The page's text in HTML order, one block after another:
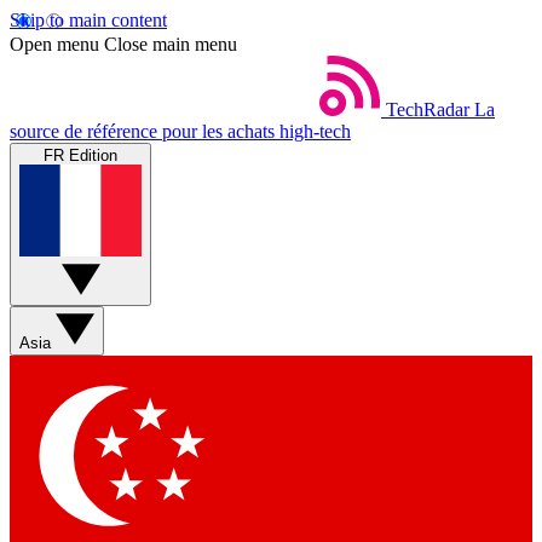
Skip to main content
Open menu Close main menu
TechRadar La
source de référence pour les achats high-tech
FR Edition
Asia